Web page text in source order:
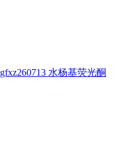
gfxz260713 水杨基荧光酮